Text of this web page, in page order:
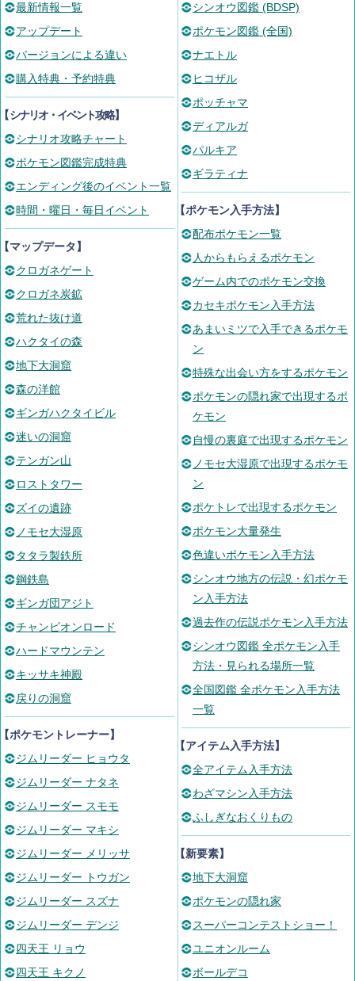
最新情報一覧
アップデート
バージョンによる違い
購入特典・予約特典
シナリオ・イベント攻略】
シナリオ攻略チャート
ポケモン図鑑完成特典
エンディング後のイベント一覧
時間・曜日・毎日イベント
マップデータ】
クロガネゲート
クロガネ炭鉱
荒れた抜け道
ハクタイの森
地下大洞窟
森の洋館
ギンガハクタイビル
迷いの洞窟
テンガン山
ロストタワー
ズイの遺跡
ノモセ大湿原
タタラ製鉄所
鋼鉄島
ギンガ団アジト
チャンピオンロード
ハードマウンテン
キッサキ神殿
戻りの洞窟
ポケモントレーナー】
ジムリーダー ヒョウタ
ジムリーダー ナタネ
ジムリーダー スモモ
ジムリーダー マキシ
ジムリーダー メリッサ
ジムリーダー トウガン
ジムリーダー スズナ
ジムリーダー デンジ
四天王 リョウ
四天王 キクノ
シンオウ図鑑 (BDSP)
ポケモン図鑑 (全国)
ナエトル
ヒコザル
ポッチャマ
ディアルガ
パルキア
ギラティナ
【ポケモン入手方法】
配布ポケモン一覧
人からもらえるポケモン
ゲーム内でのポケモン交換
カセキポケモン入手方法
あまいミツで入手できるポケモ
ン
特殊な出会い方をするポケモン
ポケモンの隠れ家で出現するポ
ケモン
自慢の裏庭で出現するポケモン
ノモセ大湿原で出現するポケモ
ン
ポケトレで出現するポケモン
ポケモン大量発生
色違いポケモン入手方法
シンオウ地方の伝説・幻ポケモ
ン入手方法
過去作の伝説ポケモン入手方法
シンオウ図鑑 全ポケモン入手
方法・見られる場所一覧
全国図鑑 全ポケモン入手方法
一覧
【アイテム入手方法】
全アイテム入手方法
わざマシン入手方法
ふしぎなおくりもの
【新要素】
地下大洞窟
ポケモンの隠れ家
スーパーコンテストショー！
ユニオンルーム
ボールデコ